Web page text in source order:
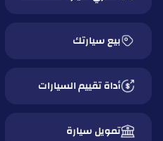
بيع سيارتك
أداة تقييم السيارات
تمويل سيارة